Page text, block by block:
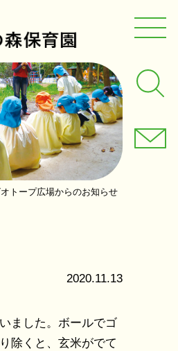
オトープ広場からのお知らせ
2020.11.13
ました。ボールでゴ
除くと、玄米がでて